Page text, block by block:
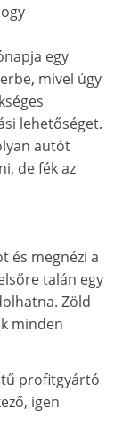
egy
mivel úgy
lehetőséget.
autót
de fék az
és megnézi a
talán egy
Zöld
minden
profitgyártó
igen